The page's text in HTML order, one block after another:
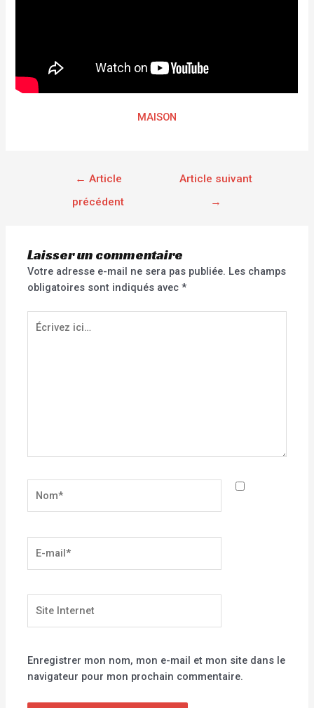
MAISON
← Article
précédent
Article suivant
→
Laisser un commentaire
Votre adresse e-mail ne sera pas publiée. Les champs
obligatoires sont indiqués avec*
Écrivez
ici…
mail*
Internet
Enregistrer mon nom, mon e-mail et mon site dans le
navigateur pour mon prochain commentaire.